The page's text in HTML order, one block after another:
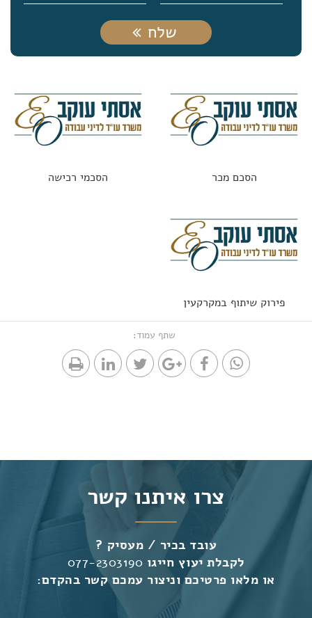
שלח
הסכם מכר הסכמי רכישה
פירוק שיתוף במקרקעין
שתף עמוד:
צרו איתנו קשר
עובד בכיר / מעסיק ?
לקבלת יעוץ חייגו 077-2303190
או מלאו פרטיכם וניצור עמכם קשר בהקדם: